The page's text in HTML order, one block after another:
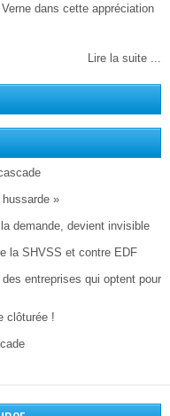
dans cette appréciation
Lire la suite ...
»
demande, devient invisible
la SHVSS et contre EDF
entreprises qui optent pour
clôturée !